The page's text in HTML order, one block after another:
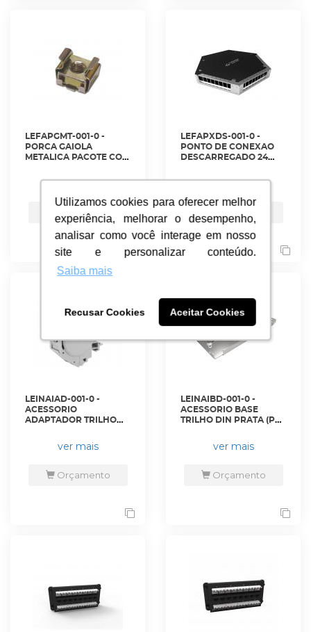
Utilizamos cookies para oferecer melhor
experiência, melhorar o desempenho,
analisar como você interage em nosso
site e personalizar conteúdo.
Saiba mais
Recusar Cookies Aceitar Cookies
Utilizamos cookies para oferecer melhor
experiência, melhorar o desempenho,
analisar como você interage em nosso
site e personalizar conteúdo.
Saiba mais
Recusar Cookies Aceitar Cookies
LEFAPGMT-001-0 -
PORCA GAIOLA
METALICA PACOTE COM
35150000 - LIGHTERA
ver mais
Orçamento
LEFAPXDS-001-0 -
PONTO DE CONEXAO
DESCARREGADO 24
- 35150513 - LIGHTERA
ver mais
Orçamento
LEINAIAD-001-0 -
ACESSORIO
ADAPTADOR TRILHO
35050362 - LIGHTERA
ver mais
Orçamento
LEINAIBD-001-0 -
ACESSORIO BASE
TRILHO DIN PRATA (PCT
ver mais
Orçamento